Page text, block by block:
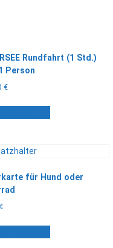
Rundfahrt (1 Std.)
Person
€
für Hund oder
€